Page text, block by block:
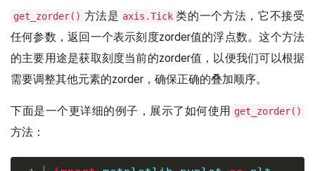
get_zorder() 方法是 axis.Tick 类的一个方法，它不接受
任何参数，返回一个表示刻度zorder值的浮点数。这个方法
的主要用途是获取刻度当前的zorder值，以便我们可以根据
需要调整其他元素的zorder，确保正确的叠加顺序。
下面是一个更详细的例子，展示了如何使用 get_zorder()
方法：